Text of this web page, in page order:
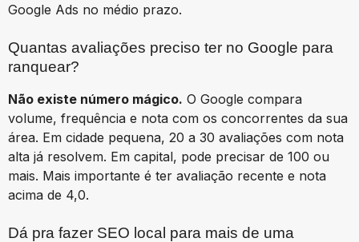
Google Ads no médio prazo.
Quantas avaliações preciso ter no Google para
ranquear?
Não existe número mágico. O Google compara
volume, frequência e nota com os concorrentes da sua
área. Em cidade pequena, 20 a 30 avaliações com nota
alta já resolvem. Em capital, pode precisar de 100 ou
mais. Mais importante é ter avaliação recente e nota
acima de 4,0.
Dá pra fazer SEO local para mais de uma